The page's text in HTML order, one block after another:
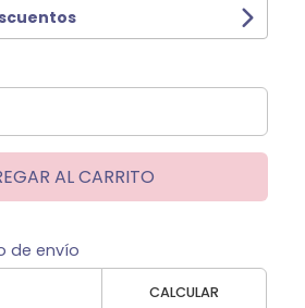
AL CARRITO
de envío
CALCULAR